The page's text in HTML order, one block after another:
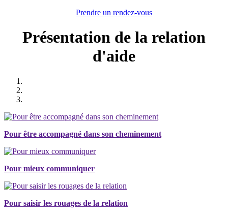
Prendre un rendez-vous
Présentation de la relation
d'aide
Pour être accompagné dans son cheminement
Pour mieux communiquer
Pour saisir les rouages de la relation